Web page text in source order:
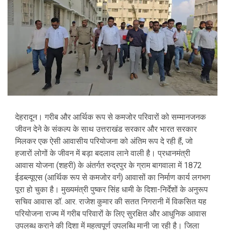
देहरादून। गरीब और आर्थिक रूप से कमजोर परिवारों को सम्मानजनक
जीवन देने के संकल्प के साथ उत्तराखंड सरकार और भारत सरकार
मिलकर एक ऐसी आवासीय परियोजना को अंतिम रूप दे रही हैं, जो
हजारों लोगों के जीवन में बड़ा बदलाव लाने वाली है। प्रधानमंत्री
आवास योजना (शहरी) के अंतर्गत रुद्रपुर के ग्राम बागवाला में 1872
ईडब्ल्यूएस (आर्थिक रूप से कमजोर वर्ग) आवासों का निर्माण कार्य लगभग
पूरा हो चुका है। मुख्यमंत्री पुष्कर सिंह धामी के दिशा-निर्देशों के अनुरूप
सचिव आवास डॉ. आर. राजेश कुमार की सतत निगरानी में विकसित यह
परियोजना राज्य में गरीब परिवारों के लिए सुरक्षित और आधुनिक आवास
उपलब्ध कराने की दिशा में महत्वपूर्ण उपलब्धि मानी जा रही है। जिला